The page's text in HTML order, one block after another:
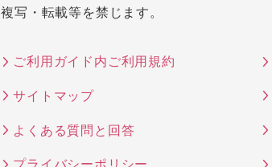
複写・転載等を禁じます。
ご利用ガイド内ご利用規約
サイトマップ
よくある質問と回答